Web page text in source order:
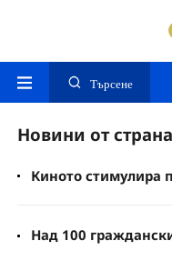
Търсене
Новини от
Киното стимулира
Над 100